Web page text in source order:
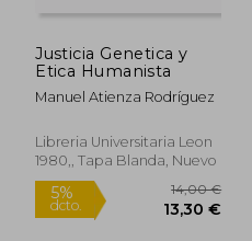
17,10 €
Justicia Genetica y
Etica Humanista
Manuel Atienza Rodríguez
Libreria Universitaria Leon
1980,, Tapa Blanda, Nuevo